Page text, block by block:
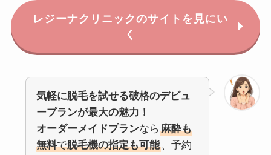
レジーナクリニックのサイトを見にい
く
気軽に脱毛を試せる破格のデビュ
ープランが最大の魅力！
オーダーメイドプランなら 麻酔も
無料で脱毛機の指定も可能、予約